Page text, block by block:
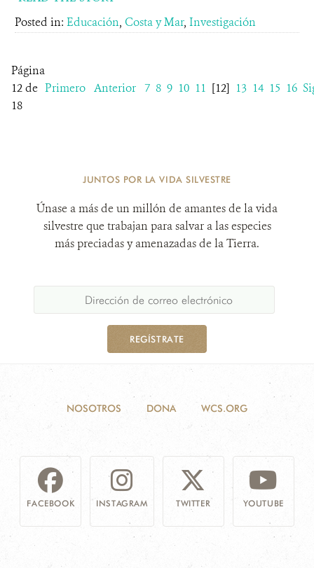
Posted in: Educación, Costa y Mar, Investigación
Página
12 de
18
Primero Anterior 7 8 9 10 11 [12] 13 14 15 16
JUNTOS POR LA VIDA SILVESTRE
Únase a más de un millón de amantes de la vida
silvestre que trabajan para salvar a las especies
más preciadas y amenazadas de la Tierra.
REGÍSTRATE
NOSOTROS DONA WCS.ORG
FACEBOOK INSTAGRAM TWITTER YOUTUBE